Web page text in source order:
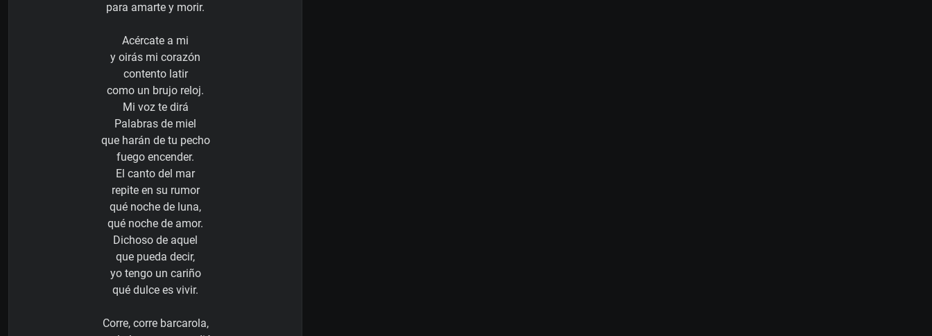
para amarte y morir.
Acércate a mi
y oirás mi corazón
contento latir
como un brujo reloj.
Mi voz te dirá
Palabras de miel
que harán de tu pecho
fuego encender.
El canto del mar
repite en su rumor
qué noche de luna,
qué noche de amor.
Dichoso de aquel
que pueda decir,
yo tengo un cariño
qué dulce es vivir.
Corre, corre barcarola,